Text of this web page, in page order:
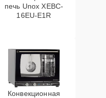
печь Unox XEBC-
16EU-E1R
Конвекционная